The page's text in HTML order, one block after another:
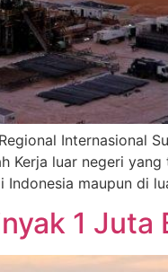
Internasional
luar negeri
Indonesia maupun di
1 Juta